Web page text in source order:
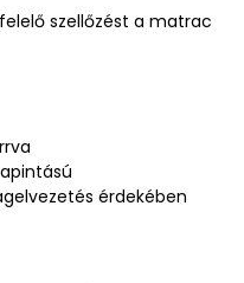
szellőzést a matrac
érdekében